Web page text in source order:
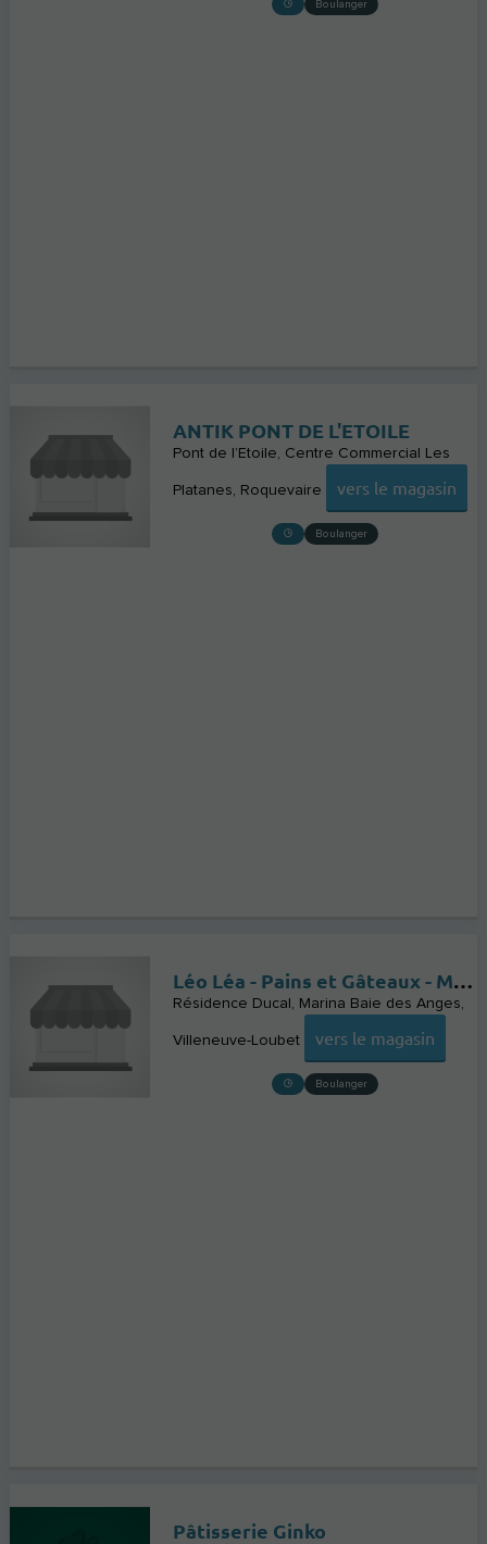
Boulanger
ANTIK PONT DE L'ETOILE
Pont de l’Etoile, Centre Commercial Les
Platanes Roquevaire vers le magasin
Boulanger
Léo Léa - Pains et Gâteaux - Marina Baie des Anges
Résidence Ducal, Marina Baie des Anges
Villeneuve-Loubet vers le magasin
Boulanger
Pâtisserie Ginko